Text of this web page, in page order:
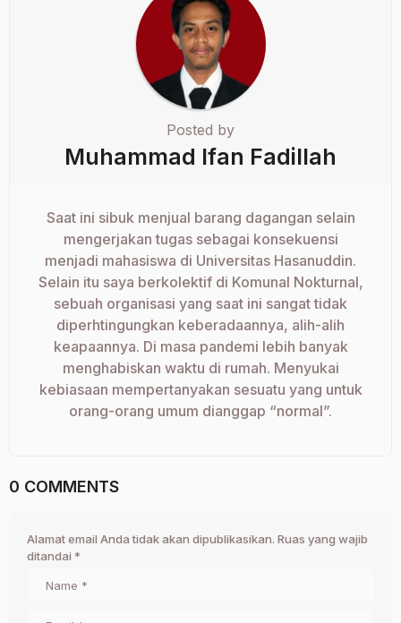
Posted by
Muhammad Ifan Fadillah
Saat ini sibuk menjual barang dagangan selain
mengerjakan tugas sebagai konsekuensi
menjadi mahasiswa di Universitas Hasanuddin.
Selain itu saya berkolektif di Komunal Nokturnal,
sebuah organisasi yang saat ini sangat tidak
diperhtingungkan keberadaannya, alih-alih
keapaannya. Di masa pandemi lebih banyak
menghabiskan waktu di rumah. Menyukai
kebiasaan mempertanyakan sesuatu yang untuk
orang-orang umum dianggap “normal”.
0 COMMENTS
Alamat email Anda tidak akan dipublikasikan. Ruas yang wajib
ditandai *